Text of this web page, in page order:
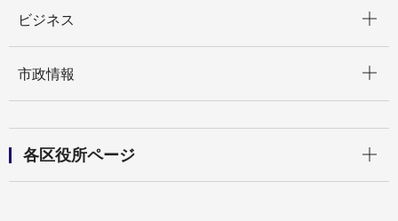
ビジネス
市政情報
各区役所ページ